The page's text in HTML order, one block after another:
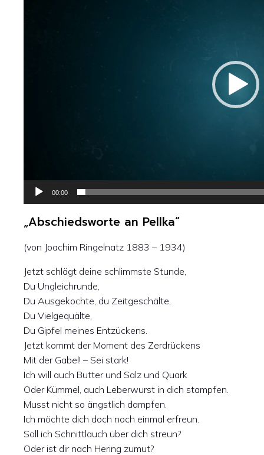
00:00
„Abschiedsworte an Pellka“
(von Joachim Ringelnatz 1883 – 1934)
Jetzt schlägt deine schlimmste Stunde,
Du Ungleichrunde,
Du Ausgekochte, du Zeitgeschälte,
Du Vielgequälte,
Du Gipfel meines Entzückens.
Jetzt kommt der Moment des Zerdrückens
Mit der Gabel! – Sei stark!
Ich will auch Butter und Salz und Quark
Oder Kümmel, auch Leberwurst in dich stampfen.
Musst nicht so ängstlich dampfen.
Ich möchte dich doch noch einmal erfreun.
Soll ich Schnittlauch über dich streun?
Oder ist dir nach Hering zumut?